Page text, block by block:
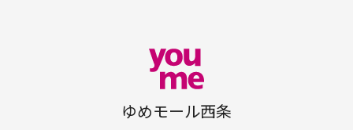
ゆめモール西条